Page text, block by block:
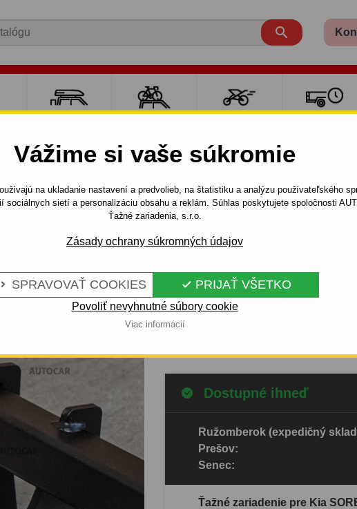
Vážime si vaše súkromie
na ukladanie nastavení a predvolieb, na štatistiku a analýzu používateľského
sociálnych sietí a personalizáciu obsahu a reklám. Súhlas poskytujete spoločnosti
Ťažné zariadenia, s.r.o.
Zásady ochrany súkromných údajov
SPRAVOVAŤ COOKIES  PRIJAŤ VŠETKO
Povoliť nevyhnutné súbory cookie
Viac informácií

systém - od 2002 do 2006
Kód: T 41 S
Ťažné zariadenie so skrutkovým
SORENTO, modelová rada: 5
2006.
Dostupné ihneď
Ružomberok (expedičný
Prešov:
Senec:
Ťažné zariadenie pre Kia